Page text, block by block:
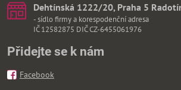
Dehtínská 1222/20, Praha 5
- sídlo firmy a korespodenční adresa
IČ 12582875 DIČ CZ-6455061976
Přidejte se k nám
Facebook